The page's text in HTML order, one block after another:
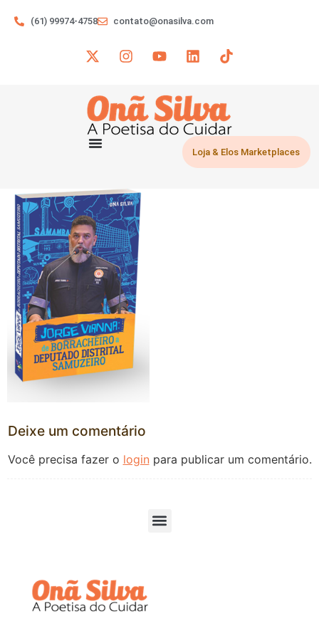
(61) 99974-4758 contato@onasilva.com
Loja & Elos Marketplaces
Deixe um comentário
Você precisa fazer o login para publicar um comentário.